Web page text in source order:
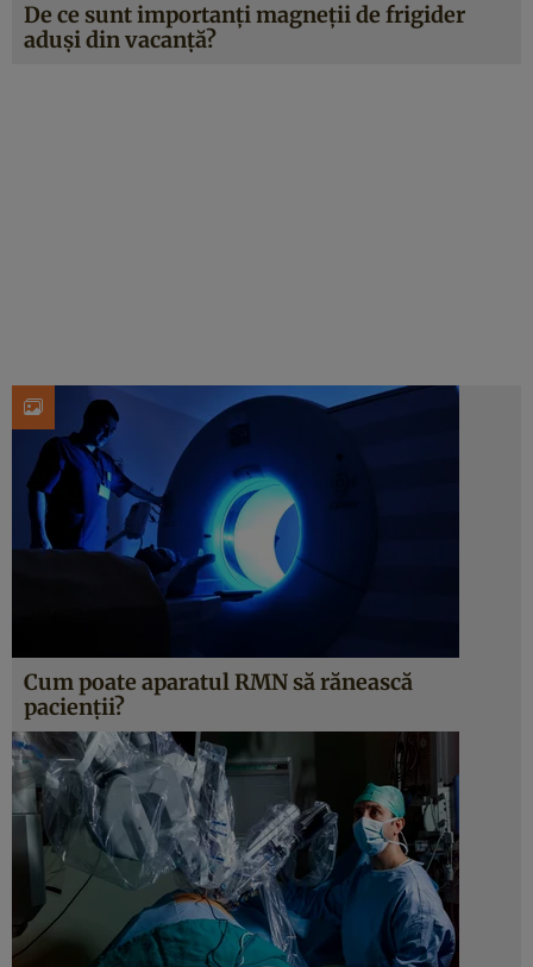
De ce sunt importanți magneții de frigider
aduși din vacanță?
Cum poate aparatul RMN să rănească
pacienții?